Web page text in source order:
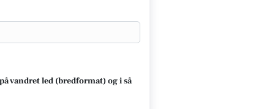
vandret led (bredformat) og i så